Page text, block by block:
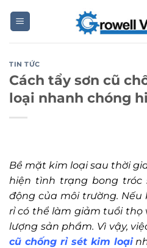
TIN TỨC
Cách tẩy sơn cũ
loại nhanh chóng
Bề mặt kim loại sau thời
hiện tình trạng bong tróc
động của môi trường. Nếu
rỉ có thể làm giảm tuổi
lượng sản phẩm. Vì vậy,
cũ chống rỉ sét kim loại